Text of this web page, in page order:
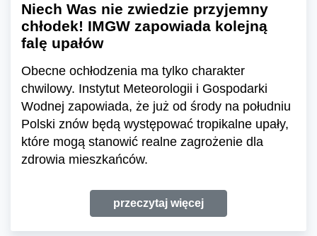
Niech Was nie zwiedzie przyjemny
chłodek! IMGW zapowiada kolejną
falę upałów
Obecne ochłodzenia ma tylko charakter
chwilowy. Instytut Meteorologii i Gospodarki
Wodnej zapowiada, że już od środy na południu
Polski znów będą występować tropikalne upały,
które mogą stanowić realne zagrożenie dla
zdrowia mieszkańców.
przeczytaj więcej